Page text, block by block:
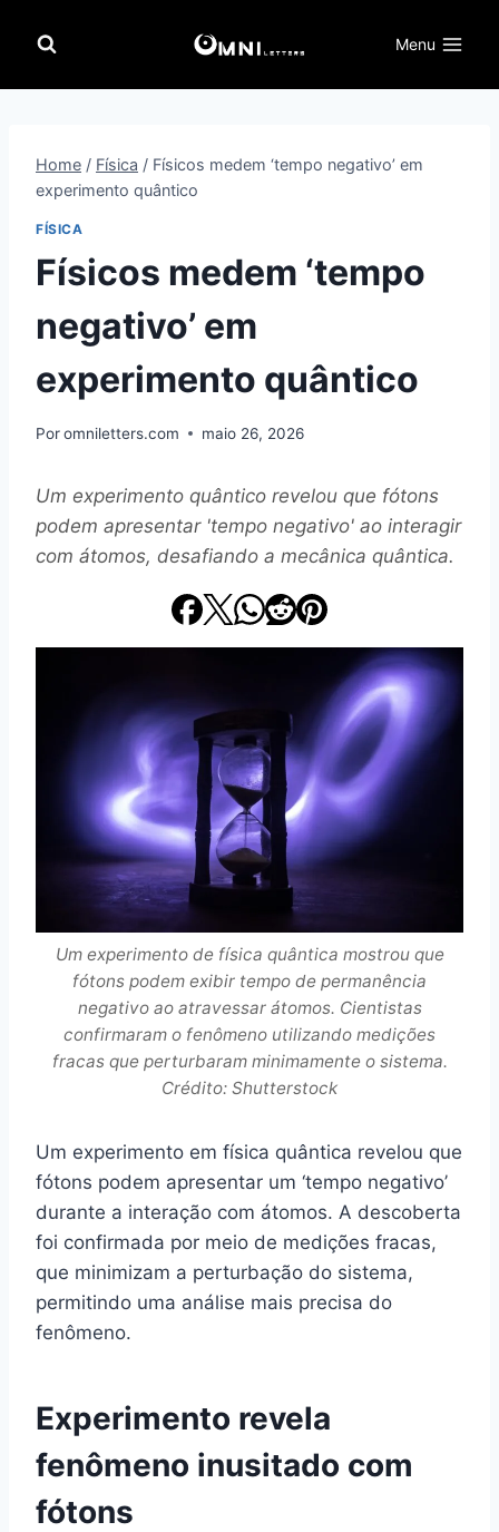
para
Menu
Home / Física / Físicos medem ‘tempo negativo’ em
experimento quântico
FÍSICA
Físicos medem ‘tempo
negativo’ em
experimento quântico
Poromniletters.com maio 26, 2026
Um experimento quântico revelou que fótons
podem apresentar 'tempo negativo' ao interagir
com átomos, desafiando a mecânica quântica.
Um experimento de física quântica mostrou que
fótons podem exibir tempo de permanência
negativo ao atravessar átomos. Cientistas
confirmaram o fenômeno utilizando medições
fracas que perturbaram minimamente o sistema.
Crédito: Shutterstock
Um experimento em física quântica revelou que
fótons podem apresentar um ‘tempo negativo’
durante a interação com átomos. A descoberta
foi confirmada por meio de medições fracas,
que minimizam a perturbação do sistema,
permitindo uma análise mais precisa do
fenômeno.
Experimento revela
fenômeno inusitado com
fótons